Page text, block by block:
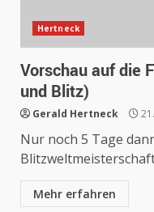
Hertneck
Vorschau auf die
und Blitz)
Gerald Hertneck
Nur noch 5 Tage
Mehr erfahren